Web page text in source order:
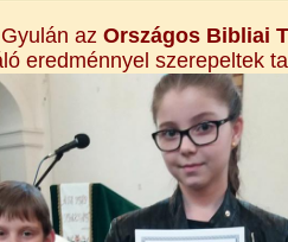
azOrszágos Bibliai
eredménnyel szerepeltek